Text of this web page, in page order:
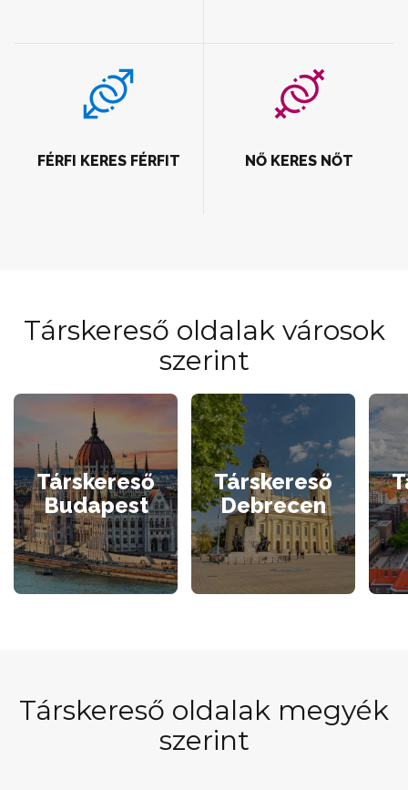
FÉRFI KERES FÉRFIT NŐ KERES NŐT
Társkereső oldalak városok
szerint
Társkereső
Budapest
Társkereső
Debrecen
Társkereső oldalak megyék
szerint